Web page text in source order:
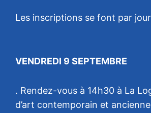
Les inscriptions se font par
VENDREDI 9 SEPTEMBRE
. Rendez-vous à 14h30 à La
d’art contemporain et